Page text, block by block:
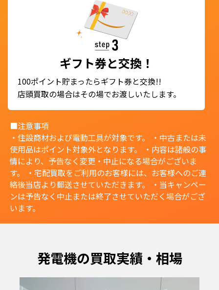
ギフト券と交換！
100ポイント貯まったらギフト券と交換!!
店頭買取の場合はその場でお渡しいたします。
■注意事項
・住設商材および電動工具が対象です。 ・中古または未
使用品はポイント対象外となります。 ・内容は諸般の事
情により、予告なく変更・中止になる場合がございま
す。 ・宅配買取をご利用のお客様には、お客様へのご連
絡後当店より郵送させていただきます。 ・当キャンペー
ンは予告なく中止または終了させていただく場合がござ
います。
発電機の買取実績・相場